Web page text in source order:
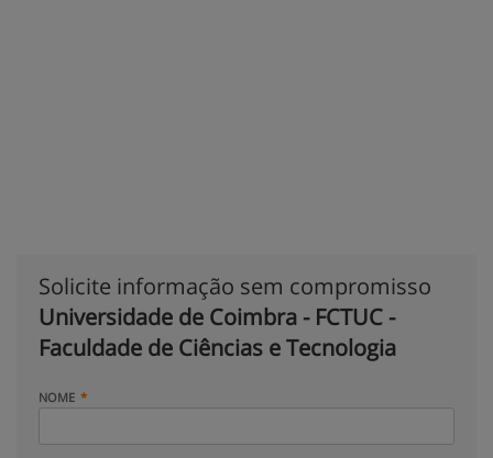
Solicite informação sem compromisso
Universidade de Coimbra - FCTUC -
Faculdade de Ciências e Tecnologia
NOME